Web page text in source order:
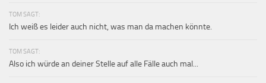
TOM SAGT:
Ich weiß es leider auch nicht, was man da machen könnte.
TOM SAGT:
Also ich würde an deiner Stelle auf alle Fälle auch mal...